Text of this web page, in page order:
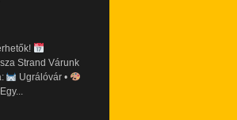
Strand Várunk
Ugrálóvár •
Egy...